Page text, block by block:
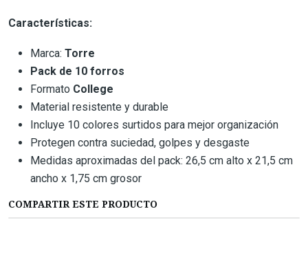
Características:
Marca: Torre
Pack de 10 forros
Formato College
Material resistente y durable
Incluye 10 colores surtidos para mejor organización
Protegen contra suciedad, golpes y desgaste
Medidas aproximadas del pack: 26,5 cm alto x 21,5 cm
ancho x 1,75 cm grosor
COMPARTIR ESTE PRODUCTO